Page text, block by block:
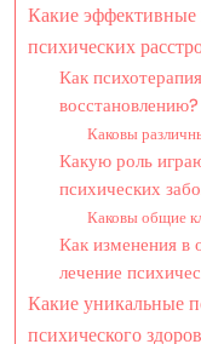
Какие эффективные
психических
Как
восстановлению?
Каковы
Какую роль
психических
Каковы общие
Как изменения в
лечение
Какие уникальные
психического